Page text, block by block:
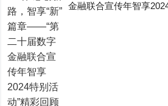
金融联合宣传年智享